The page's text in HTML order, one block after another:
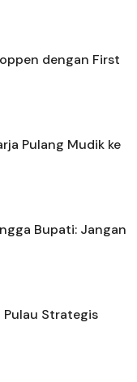
dengan First
Pulang Mudik ke
Bupati: Jangan
Pulau Strategis